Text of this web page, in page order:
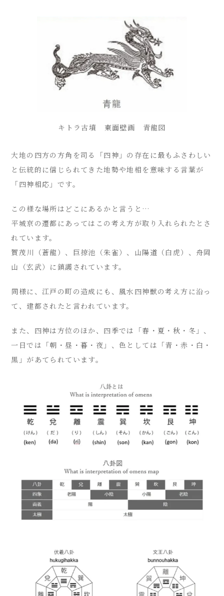
キトラ古墳 東面壁画 青龍図
大地の四方の方角を司る「四神」の存在に最もふさわしい
と伝統的に信じられてきた地勢や地相を意味する言葉が
「四神相応」です。
この様な場所はどこにあるかと言うと…
平城京の遷都にあってはこの考え方が取り入れられたとさ
れています。
賀茂川（蒼龍）、巨掠池（朱雀）、山陽道（白虎）、舟岡
山（玄武）に鎮護されています。
同様に、江戸の町の造成にも、風水四神獣の考え方に沿っ
て、建都されたと言われています。
また、四神は方位のほか、四季では「春・夏・秋・冬」、
一日では「朝・昼・暮・夜」、色としては「青・赤・白・
黒」があてられています。